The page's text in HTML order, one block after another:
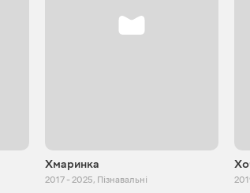
Хмаринка
2017 - 2025, Пізнавальні